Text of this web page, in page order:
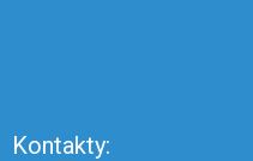
Kontakty: